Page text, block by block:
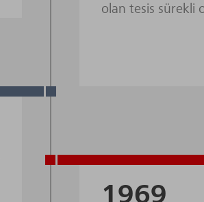
olan tesis sürekli
1969